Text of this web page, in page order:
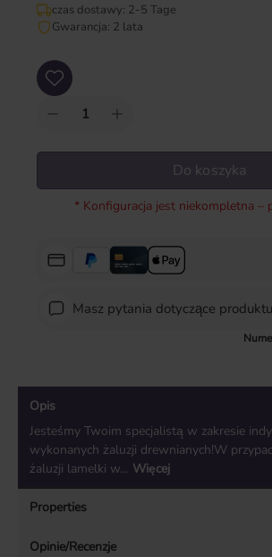
czas dostawy: 2-5 Tage
Gwarancja: 2 lata
Ilość produktu: Wprowadź żądaną ilość lub użyj
Do koszyka
* Konfiguracja jest niekompletna –
Masz pytania dotyczące
Opis
Jesteśmy Twoim specjalistą w zakresie
wykonanych żaluzji drewnianych!W
żaluzji lamelki w… Więcej
Properties
Opinie/Recenzje